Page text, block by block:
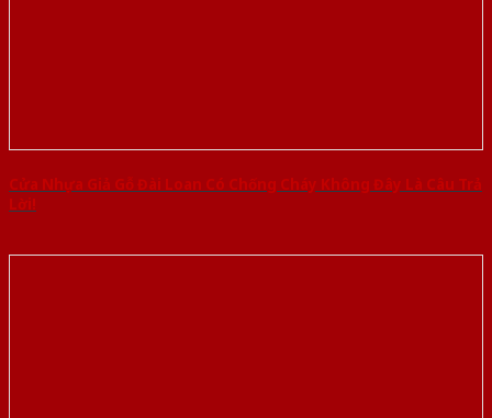
Cửa Nhựa Giả Gỗ Đài Loan Có Chống Cháy Không Đây Là Câu Trả
Lời!